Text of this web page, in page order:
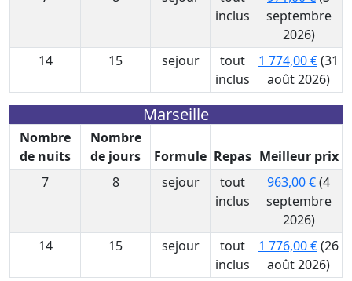
inclus
septembre
2026)
14
15 sejour
tout
inclus
1 774,00 €(31
août 2026)
Marseille
Nombre
de nuits
Nombre
de jours
Formule Repas Meilleur prix
7
8 sejour
tout
inclus
963,00 €(4
septembre
2026)
14
15 sejour
tout
inclus
1 776,00 €(26
août 2026)